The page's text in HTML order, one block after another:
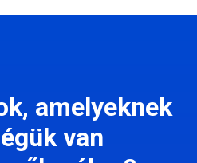
amelyeknek
van